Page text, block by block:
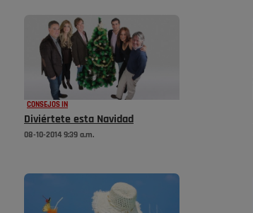
CONSEJOS IN
Diviértete esta Navidad
08-10-2014 9:39 a.m.